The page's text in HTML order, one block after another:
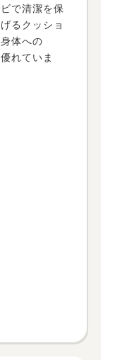
で清潔を保
るクッショ
体への
れていま